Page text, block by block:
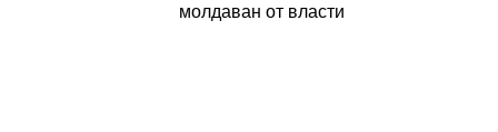
молдаван от власти